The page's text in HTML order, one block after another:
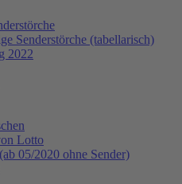
Senderstörche (tabellarisch)
2022
Lotto
05/2020 ohne Sender)